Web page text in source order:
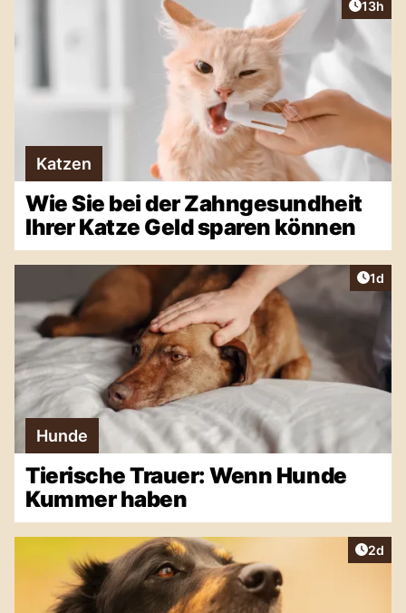
Artikel
13h
Katzen
Wie Sie bei der Zahngesundheit
Ihrer Katze Geld sparen können
1d
Hunde
Tierische Trauer: Wenn Hunde
Kummer haben
2d